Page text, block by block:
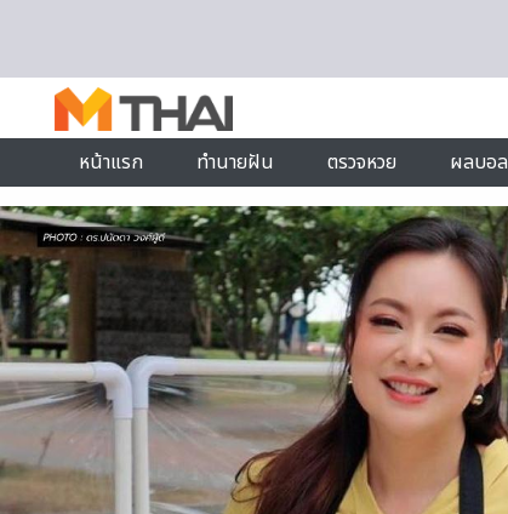
หน้าแรก
ทำนายฝัน ตรวจหวย ผลบอล